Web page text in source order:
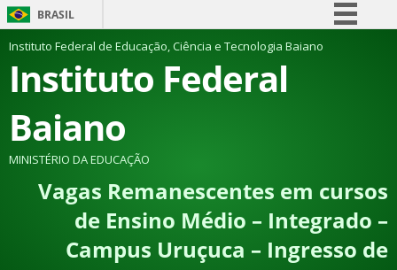
BRASIL
Simplifique!
Comunica BR
Canais
Instituto Federal de Educação, Ciência e Tecnologia Baiano
Instituto Federal
Baiano
MINISTÉRIO DA EDUCAÇÃO
Vagas Remanescentes em cursos
de Ensino Médio – Integrado –
Campus Uruçuca – Ingresso de